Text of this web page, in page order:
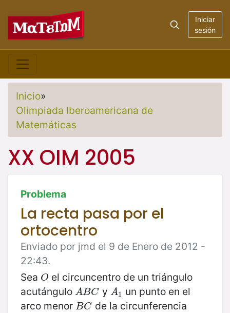
Iniciar
sesión
Inicio»
Olimpiada Iberoamericana de
Matemáticas
XX OIM 2005
Problema
La recta pasa por el
ortocentro
Enviado por jmd el 9 de Enero de 2012 -
22:43.
Sea O
Oel circuncentro de un triángulo
acutángulo A BC
ABC y A1
A1 un punto en el
arco menor BC
BC de la circunferencia